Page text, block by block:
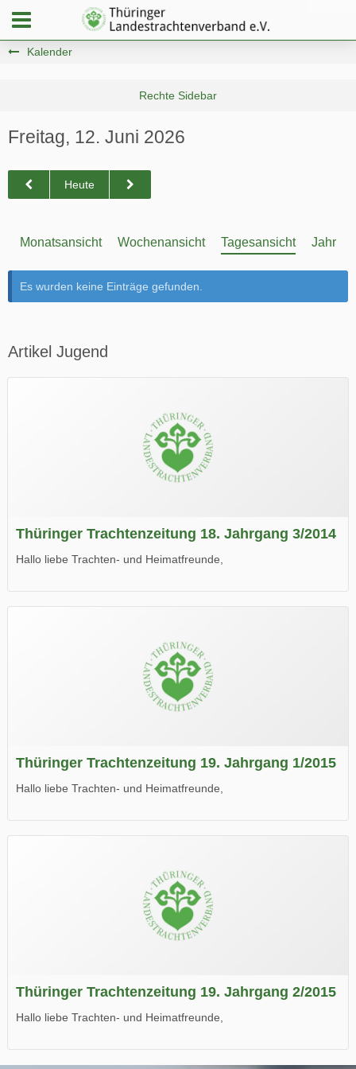
Kalender
Freitag, 12. Juni 2026
Heute
Monatsansicht Wochenansicht Tagesansicht
Es wurden keine Einträge gefunden.
Artikel Jugend
Thüringer Trachtenzeitung 18. Jahrgang 3/2014
Hallo liebe Trachten- und Heimatfreunde,
Wir wünschen Euch viel Spaß beim Lesen.
Thüringer Trachtenzeitung 19. Jahrgang 1/2015
Hallo liebe Trachten- und Heimatfreunde,
Wir wünschen Euch viel Spaß beim Lesen.
Thüringer Trachtenzeitung 19. Jahrgang 2/2015
Hallo liebe Trachten- und Heimatfreunde,
Wir wünschen Euch viel Spaß beim Lesen.